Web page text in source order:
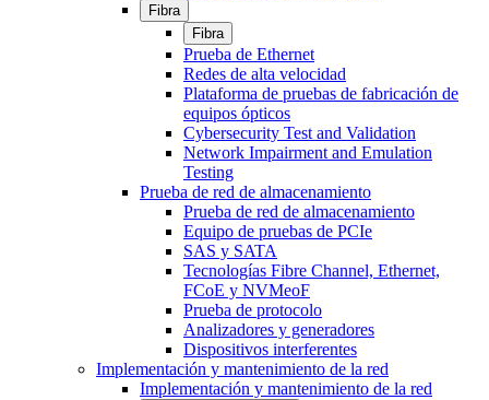
Fibra
Fibra
Prueba de Ethernet
Redes de alta velocidad
Plataforma de pruebas de fabricación de
equipos ópticos
Cybersecurity Test and Validation
Network Impairment and Emulation
Testing
Prueba de red de almacenamiento
Prueba de red de almacenamiento
Equipo de pruebas de PCIe
SAS y SATA
Tecnologías Fibre Channel, Ethernet,
FCoE y NVMeoF
Prueba de protocolo
Analizadores y generadores
Dispositivos interferentes
Implementación y mantenimiento de la red
Implementación y mantenimiento de la red